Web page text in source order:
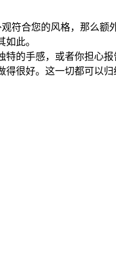
符合您的风格，那么
此。
的手感，或者你担心
很好。这一切都可以